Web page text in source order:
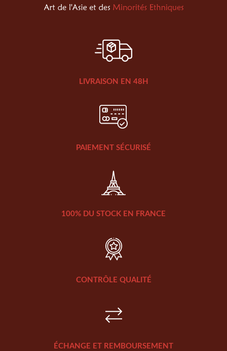
LIVRAISON EN 48H
PAIEMENT SÉCURISÉ
100% DU STOCK EN FRANCE
CONTRÔLE QUALITÉ
ÉCHANGE ET REMBOURSEMENT